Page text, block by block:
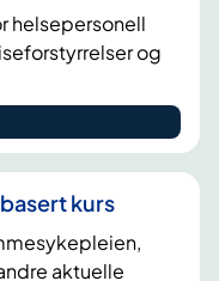
helsepersonell
og
kurs
aktuelle